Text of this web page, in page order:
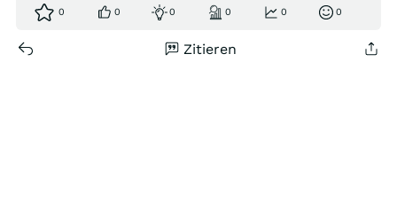
0 0 0 0 0 0
Zitieren